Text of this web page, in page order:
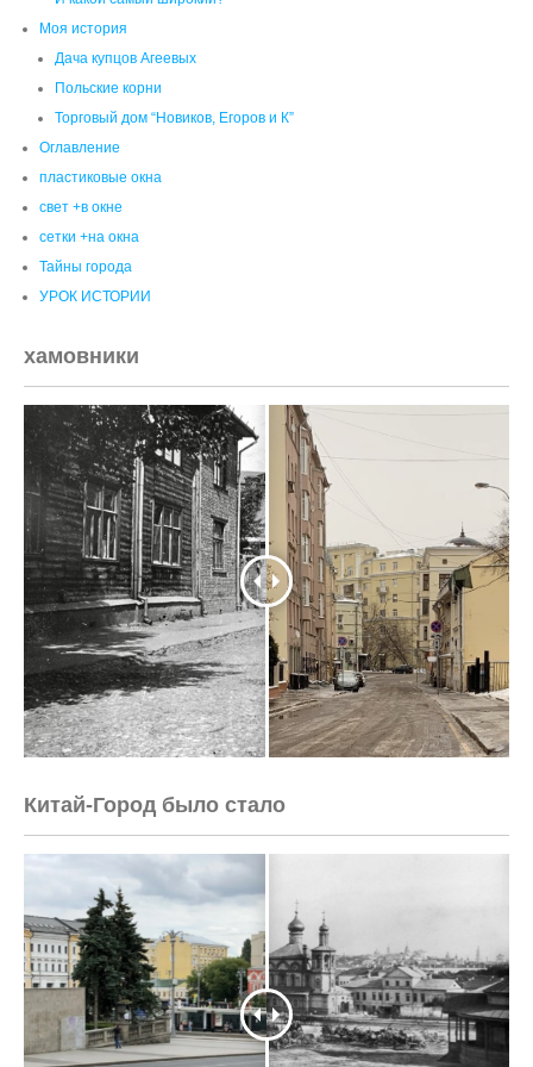
Дача купцов Агеевых
Польские корни
Торговый дом “Новиков, Егоров и К”
Оглавление
пластиковые окна
свет +в окне
сетки +на окна
Тайны города
УРОК ИСТОРИИ